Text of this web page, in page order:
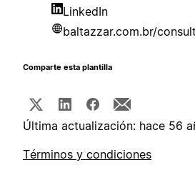
LinkedIn
baltazzar.com.br/
Comparte esta plantilla
Última actualización: hace 56
Términos y condiciones